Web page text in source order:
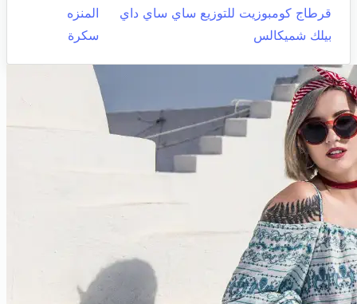
قرطاج كومبوزيت للتوزيع ساي ساي داي
المنزه
بيلك شميكالس
سكرة